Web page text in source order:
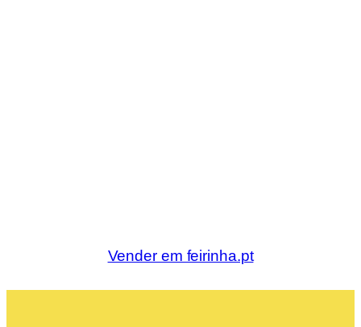
Vender em feirinha.pt